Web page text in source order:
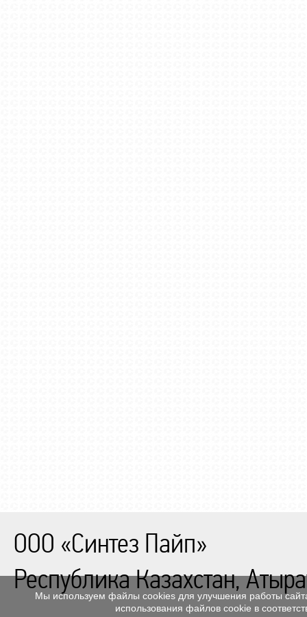
ООО «Синтез Пайп»
Республика Казахстан,
Мы используем файлы cookies для улучшения работы
использования файлов cookie в